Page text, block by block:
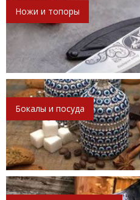
Ножи и топоры
Бокалы и посуда